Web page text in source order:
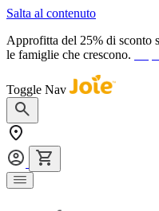
Salta al contenuto
Approfitta del 25% di sconto
le famiglie che crescono.
Toggle Nav